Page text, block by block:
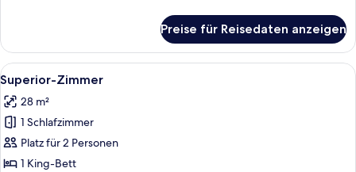
Single
Room
Preise für Reisedaten anzeigen
Alle
Fotos
für
Superior-
Zimmer
anzeigen
Ein modernes Hotelzimmer mit
5
Superior-Zimmer
28 m²
1 Schlafzimmer
Platz für 2 Personen
1 King-Bett